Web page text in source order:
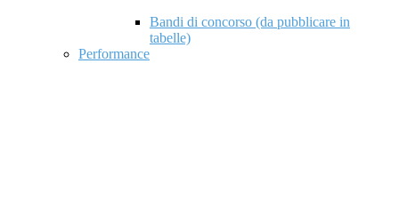
Bandi di concorso (da pubblicare in
tabelle)
Performance